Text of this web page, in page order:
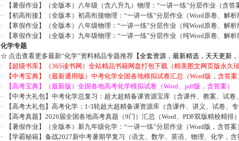
·
【暑假作业】（全版本）八年级（含八升九）物理：“一讲一练”分层作业（含答
·
【初高衔接】（全版本）初高衔接物理：“一讲一练”分层作业（Word原卷、解析
·
【寒假作业】（全版本）八年级物理：“一讲一练”分层作业（纯Word原卷、解析
·
【寒假作业】（全版本）九年级物理：“一讲一练”分层作业（纯Word原卷、解析
化学专题
☆ 点击查看更多最新“化学”资料精品专题推荐【全套资源，最新精选，天天更新，
·
【超级书库】（365读书网）全站精品书籍网盘打包下载（精美图文网页版永久珍
·
【中考宝典】（最新通用版）中考化学全国各地模拟试卷汇总（Word版，含答案
·
【高考宝典】（最新版）全国各地高考化学模拟试卷（Word、pdf版，含答案）
·
【中考大礼包】中考化学总复习：超大超精备课资源宝库（含课件、教案、试卷
·
【高考大礼包】高考化学：1-3轮超大超精备课资源库（含课件、讲义、试卷、专
·
【高考真题】2026届全国各地高考真题（9门）汇总（Word、PDF双版精校精排）
·
【暑假作业】（全版本）新九年级化学：“一讲一练”分层作业（Word版，含答案）
·
【学霸秘籍】备战2027新中考暑期早复习（语文、数学、英语、物理、化学，含